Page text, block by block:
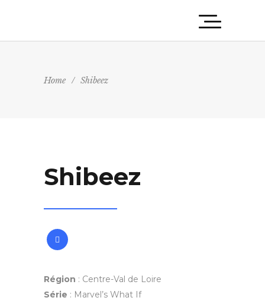
Home / Shibeez
Shibeez
Région : Centre-Val de Loire
Série : Marvel’s What If